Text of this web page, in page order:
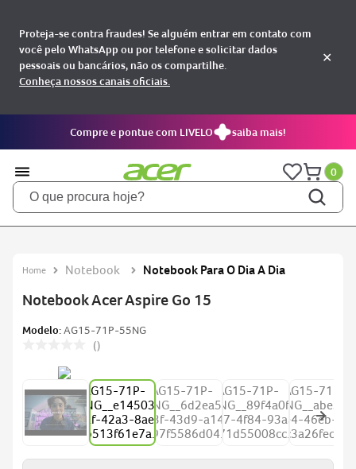
Proteja-se contra fraudes! Se alguém entrar em contato com
você pelo WhatsApp ou por telefone e solicitar dados
pessoais ou bancários, não os compartilhe.
Conheça nossos canais oficiais.
✕
Compre e pontue com LIVELO saiba mais!
0
O que procura hoje?
TERMOS MAIS BUSCADOS
aspire 5
4 nitro 5
7 acer nitro v15
8 notebook gamer acer nitro v15
9 fonte
Notebook Notebook Para O Dia A Dia
Notebook Acer Aspire Go 15
Modelo: AG15-71P-55NG